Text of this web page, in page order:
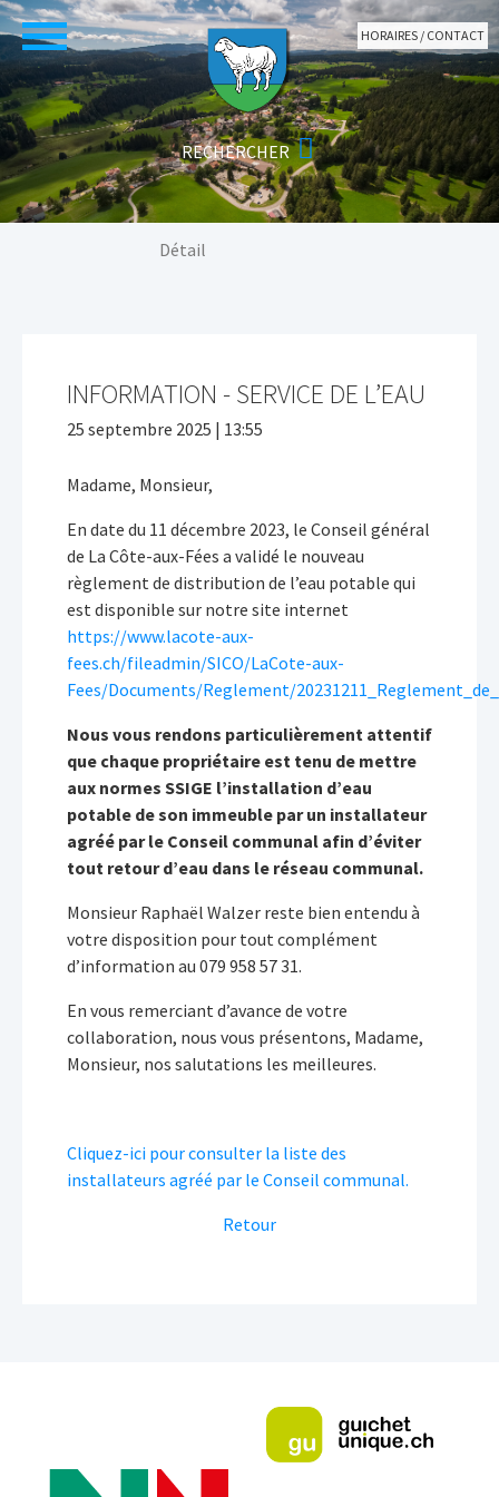
Aller au contenu principal
HORAIRES / CONTACT
Détail
INFORMATION - SERVICE DE L’EAU
25 septembre 2025 | 13:55
Madame, Monsieur,
En date du 11 décembre 2023, le Conseil général
de La Côte-aux-Fées a validé le nouveau
règlement de distribution de l’eau potable qui
est disponible sur notre site internet
https://www.lacote-aux-
fees.ch/fileadmin/SICO/LaCote-aux-
Fees/Documents/Reglement/
Nous vous rendons particulièrement attentif
que chaque propriétaire est tenu de mettre
aux normes SSIGE l’installation d’eau
potable de son immeuble par un installateur
agréé par le Conseil communal afin d’éviter
tout retour d’eau dans le réseau communal.
Monsieur Raphaël Walzer reste bien entendu à
votre disposition pour tout complément
d’information au 079 958 57 31.
En vous remerciant d’avance de votre
collaboration, nous vous présentons, Madame,
Monsieur, nos salutations les meilleures.
Cliquez-ici pour consulter la liste des
installateurs agréé par le Conseil communal.
Retour